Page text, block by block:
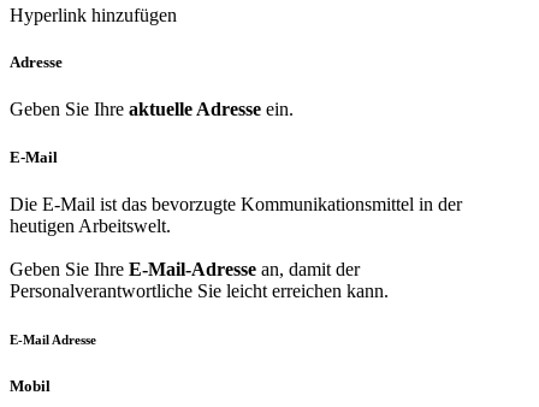
Hyperlink hinzufügen
Adresse
Geben Sie Ihre aktuelle Adresse ein.
E-Mail
Die E-Mail ist das bevorzugte Kommunikationsmittel in der
heutigen Arbeitswelt.
Geben Sie Ihre E-Mail-Adresse an, damit der
Personalverantwortliche Sie leicht erreichen kann.
E-Mail Adresse
Mobil